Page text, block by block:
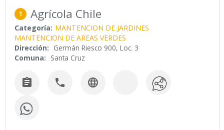
1 Agrícola Chile
Categoría: MANTENCION DE JARDINES
MANTENCION DE AREAS VERDES
Dirección: Germán Riesco 900, Loc. 3
Comuna: Santa Cruz
  